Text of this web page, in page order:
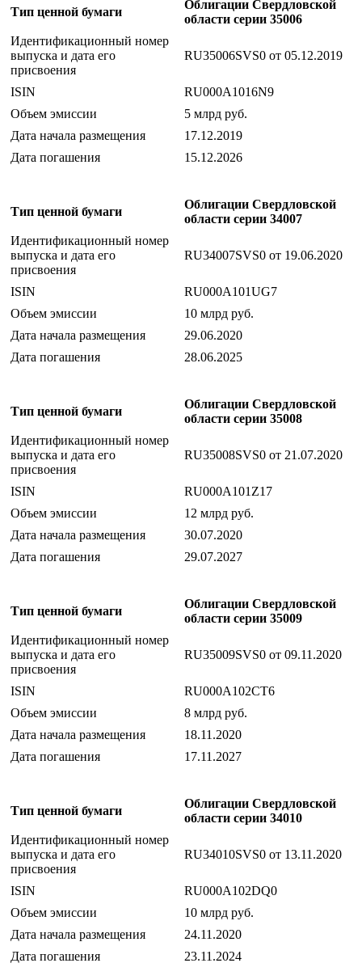
Тип ценной бумаги
Облигации Свердловской
области серии 35006
Идентификационный номер
выпуска и дата его
присвоения
RU35006SVS0 от 05.12.2019
ISIN
RU000A1016N9
Объем эмиссии
5 млрд руб.
Дата начала размещения
17.12.2019
Дата погашения
15.12.2026
Тип ценной бумаги
Облигации Свердловской
области серии 34007
Идентификационный номер
выпуска и дата его
присвоения
RU34007SVS0 от 19.06.2020
ISIN
RU000A101UG7
Объем эмиссии
10 млрд руб.
Дата начала размещения
29.06.2020
Дата погашения
28.06.2025
Тип ценной бумаги
Облигации Свердловской
области серии 35008
Идентификационный номер
выпуска и дата его
присвоения
RU35008SVS0 от 21.07.2020
ISIN
RU000A101Z17
Объем эмиссии
12 млрд руб.
Дата начала размещения
30.07.2020
Дата погашения
29.07.2027
Тип ценной бумаги
Облигации Свердловской
области серии 35009
Идентификационный номер
выпуска и дата его
присвоения
RU35009SVS0 от 09.11.2020
ISIN
RU000A102CT6
Объем эмиссии
8 млрд руб.
Дата начала размещения
18.11.2020
Дата погашения
17.11.2027
Тип ценной бумаги
Облигации Свердловской
области серии 34010
Идентификационный номер
выпуска и дата его
присвоения
RU34010SVS0 от 13.11.2020
ISIN
RU000A102DQ0
Объем эмиссии
10 млрд руб.
Дата начала размещения
24.11.2020
Дата погашения
23.11.2024